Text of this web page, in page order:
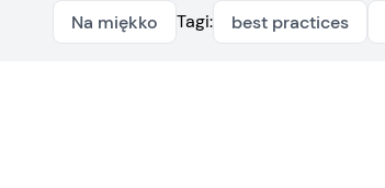
Na miękko Tagi: best practices